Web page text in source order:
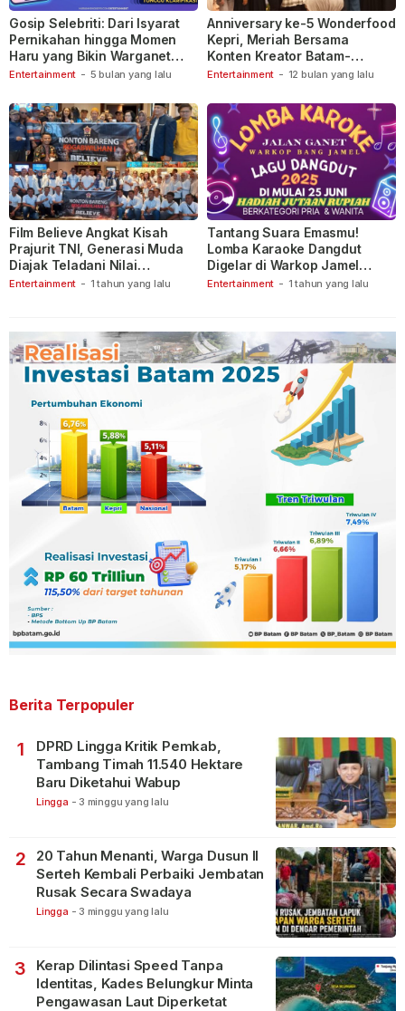
Entertainment - 5 bulan yang lalu
Gosip Selebriti: Dari Isyarat
Pernikahan hingga Momen
Haru yang Bikin Warganet
Berspekulasi
Entertainment - 12 bulan yang lalu
Anniversary ke-5 Wonderfood
Kepri, Meriah Bersama
Konten Kreator Batam-
Tanjungpinang
Entertainment - 1 tahun yang lalu
Film Believe Angkat Kisah
Prajurit TNI, Generasi Muda
Diajak Teladani Nilai
Keberanian
Entertainment - 1 tahun yang lalu
Tantang Suara Emasmu!
Lomba Karaoke Dangdut
Digelar di Warkop Jamel
Ganet
Berita Terpopuler
1
DPRD Lingga Kritik Pemkab,
Tambang Timah 11.540 Hektare
Baru Diketahui Wabup
Lingga - 3 minggu yang lalu
2
20 Tahun Menanti, Warga Dusun II
Serteh Kembali Perbaiki Jembatan
Rusak Secara Swadaya
Lingga - 3 minggu yang lalu
3
Kerap Dilintasi Speed Tanpa
Identitas, Kades Belungkur Minta
Pengawasan Laut Diperketat